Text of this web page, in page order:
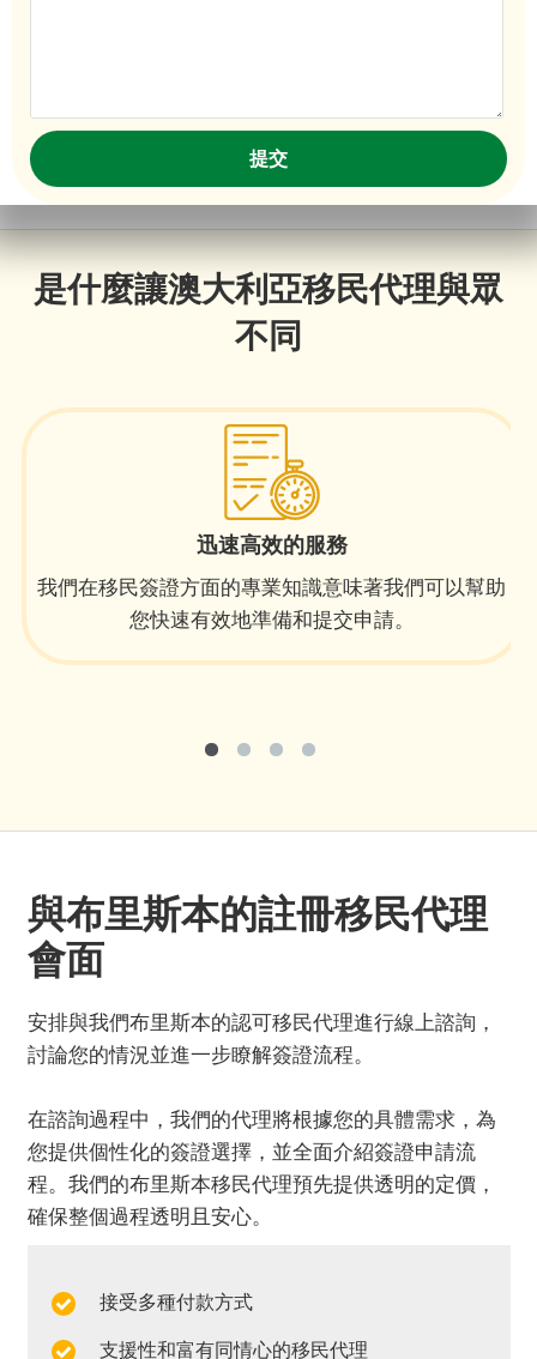
是什麼讓澳大利亞移民代理與眾
不同
迅速高效的服務
我們在移民簽證方面的專業知識意味著我們可以幫助
您快速有效地準備和提交申請。
與布里斯本的註冊移民代理
會面
安排與我們布里斯本的認可移民代理進行線上諮詢，
討論您的情況並進一步瞭解簽證流程。
在諮詢過程中，我們的代理將根據您的具體需求，為
您提供個性化的簽證選擇，並全面介紹簽證申請流
程。我們的布里斯本移民代理預先提供透明的定價，
確保整個過程透明且安心。
接受多種付款方式
支援性和富有同情心的移民代理